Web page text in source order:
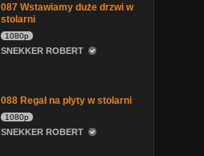
087 Wstawiamy duże drzwi w
stolarni
1080p
SNEKKER ROBERT
088 Regał na płyty w stolarni
1080p
SNEKKER ROBERT